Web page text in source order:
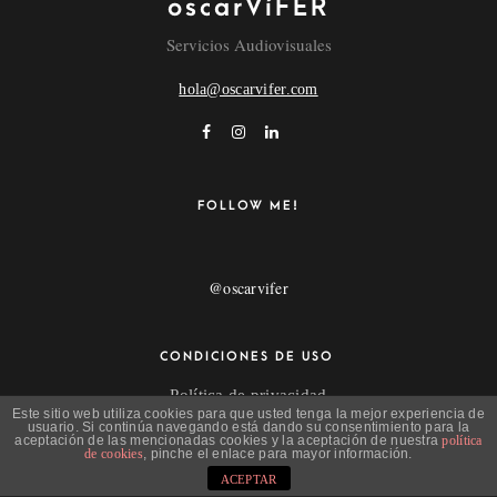
oscarVíFER
Servicios Audiovisuales
hola@oscarvifer.com
FOLLOW ME!
@oscarvifer
CONDICIONES DE USO
Política de privacidad
Aviso Legal
Este sitio web utiliza cookies para que usted tenga la mejor experiencia de
usuario. Si continúa navegando está dando su consentimiento para la
aceptación de las mencionadas cookies y la aceptación de nuestrapolítica
de cookies, pinche el enlace para mayor información.
ACEPTAR